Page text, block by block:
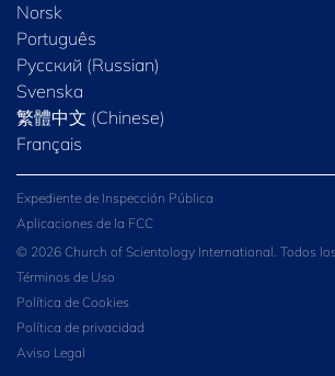
Norsk
Português
Русский (Russian)
Svenska
繁體中文 (Chinese)
Français
Expediente de Inspección Pública
Aplicaciones de la FCC
© 2026 Church of Scientology International. Todos
Términos de Uso
Política de Cookies
Política de privacidad
Aviso Legal